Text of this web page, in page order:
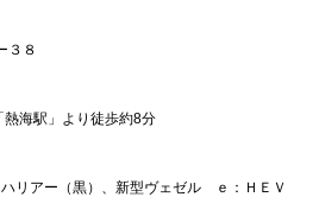
３８
海駅」より徒歩約8分
リアー（黒）、新型ヴェゼル ｅ：ＨＥＶ